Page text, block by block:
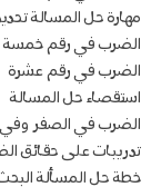
مهارة حل المسالة
الضرب في رقم خمسة
الضرب في رقم عشرة
استقصاء حل المسالة
الضرب في الصفر وفي
تدريبات على حقائق
خطة حل المسألة